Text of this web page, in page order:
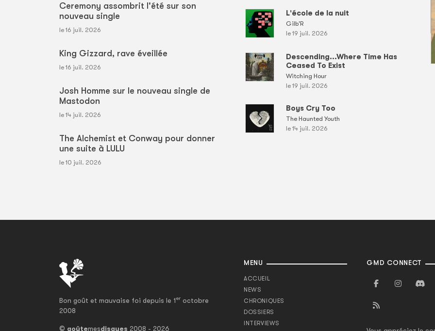
Ceremony assombrit l'été sur son
nouveau single
le 16 juil. 2026
King Gizzard, rave éveillée
le 16 juil. 2026
Josh Homme sur le nouveau single de
Mastodon
le 14 juil. 2026
The Alchemist et Conway pour donner
une suite à LULU
le 10 juil. 2026
L'école de la nuit
Gilb'R
le 19 juil. 2026
Descending...Where Time Has
Ceased To Exist
Witching Hour
le 19 juil. 2026
Boys Cry Too
The Haunted Youth
le 14 juil. 2026
Bon goût et mauvaise foi depuis le 1er octobre
2008
© goûtemesdisques 2008 - 2026
MENU
ACCUEIL
NEWS
CHRONIQUES
DOSSIERS
INTERVIEWS
GMD CONNECT